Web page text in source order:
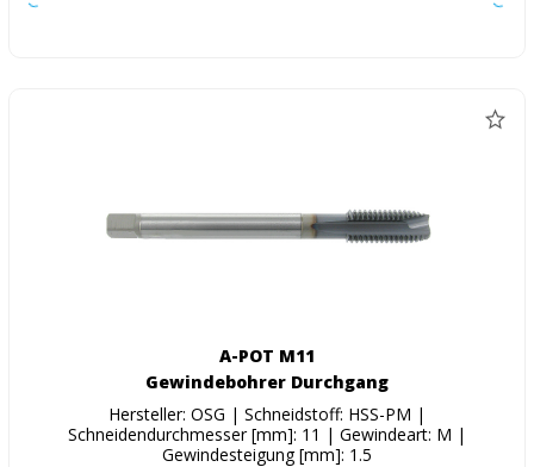
A-POT M11
Gewindebohrer Durchgang
Hersteller: OSG | Schneidstoff: HSS-PM |
Schneidendurchmesser [mm]: 11 | Gewindeart: M |
Gewindesteigung [mm]: 1.5